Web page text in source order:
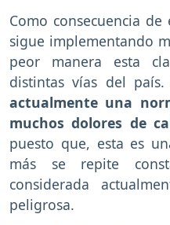
Como consecuencia
sigue implementando
peor manera esta
distintas vías del
actualmente una
muchos dolores de
puesto que, esta es
más se repite
considerada
peligrosa.